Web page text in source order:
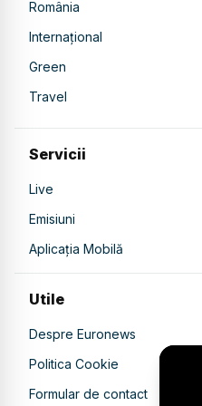
România
Internațional
Green
Travel
Servicii
Live
Emisiuni
Aplicația Mobilă
Utile
Despre Euronews
Politica Cookie
Formular de contact